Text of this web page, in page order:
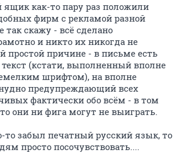
как-то пару раз положили
фирм с рекламой разной
так скажу - всё сделано
и никто их никогда не
простой причине - в письме есть
(кстати, выполненный вполне
шрифтом), на вполне
предупреждающий всех
фактически обо всём - в том
они ни фига могут не выиграть.
то забыл печатный русский язык, то
просто посочувствовать....